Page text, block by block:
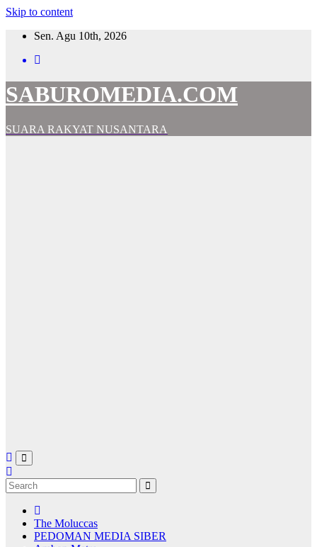
Skip to content
Sen. Agu 10th, 2026
SABUROMEDIA.COM
SUARA RAKYAT NUSANTARA
The Moluccas
PEDOMAN MEDIA SIBER